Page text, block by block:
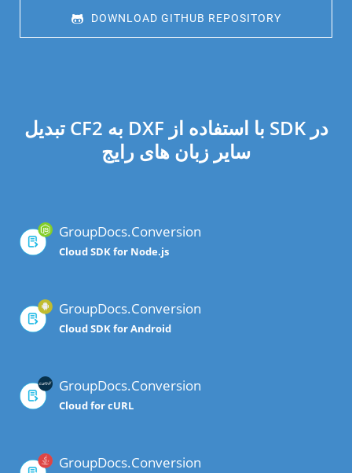
DOWNLOAD GITHUB REPOSITORY
تبدیل CF2 به DXF با استفاده از SDK در
سایر زبان های رایج
GroupDocs.Conversion
Cloud SDK for Node.js
GroupDocs.Conversion
Cloud SDK for Android
GroupDocs.Conversion
Cloud for cURL
GroupDocs.Conversion